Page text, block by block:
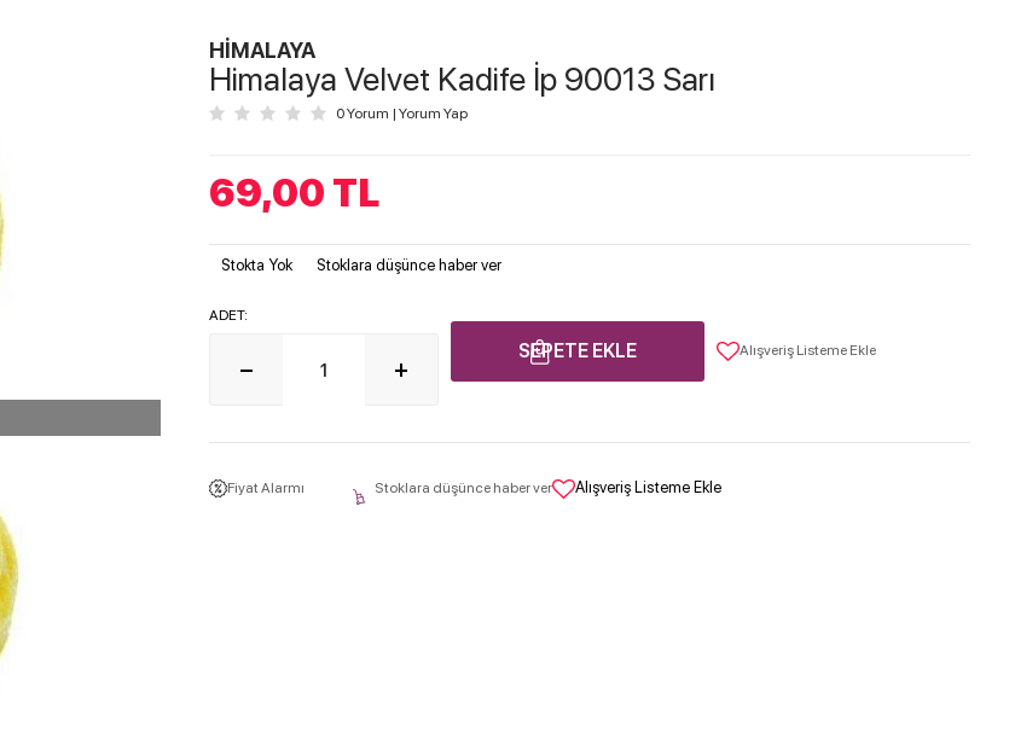
HİMALAYA
Himalaya Velvet Kadife İp 90013 Sarı
0 Yorum | Yorum Yap
69,00 TL
Stokta Yok Stoklara düşünce haber ver
ADET:
SEPETE EKLE Alışveriş Listeme Ekle
Fiyat Alarmı Stoklara düşünce haber ver Alışveriş Listeme Ekle